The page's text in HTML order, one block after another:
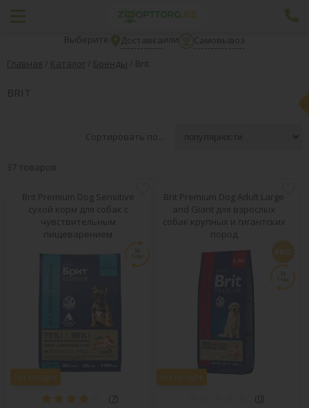
Выберите: Доставкаили
Самовывоз
Главная / Каталог / Бренды / Brit
BRIT
Сортировать по...
37 товаров
Brit Premium Dog Sensitive
сухой корм для собак с
чувствительным
пищеварением
Хит продаж
( 7)
Brit Premium Dog Adult Large
and Giant для взрослых
собак крупных и гигантских
пород
Хит продаж
(0)